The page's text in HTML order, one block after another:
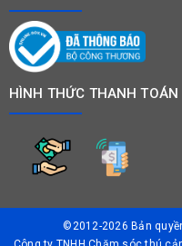
HÌNH THỨC THANH TOÁN
©2012-2026 Bản